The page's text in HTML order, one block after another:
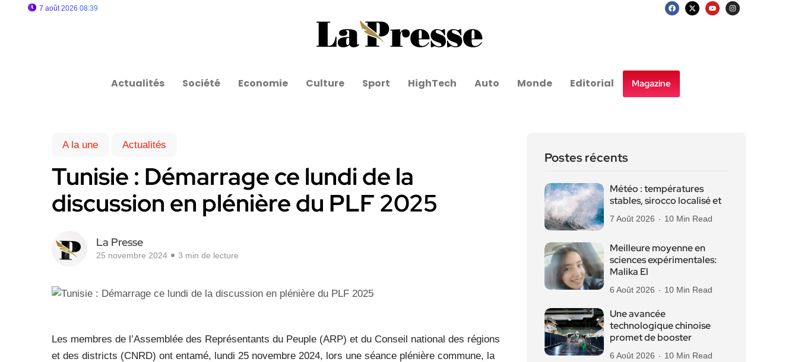
7 août 2026 08:39
Actualités Société Economie Culture Sport HighTech Auto Monde Editorial Magazine
A la une Actualités
Tunisie : Démarrage ce lundi de la
discussion en plénière du PLF 2025
La Presse
25 novembre 2024 3 min de lecture
Les membres de l’Assemblée des Représentants du Peuple (ARP) et du Conseil national des régions
et des districts (CNRD) ont entamé, lundi 25 novembre 2024, lors une séance plénière commune, la
Postes récents
Météo : températures
stables, sirocco localisé et
7 Août 2026 10 Min Read
Meilleure moyenne en
sciences expérimentales:
Malika El
6 Août 2026 10 Min Read
Une avancée
technologique chinoise
promet de booster
6 Août 2026 10 Min Read